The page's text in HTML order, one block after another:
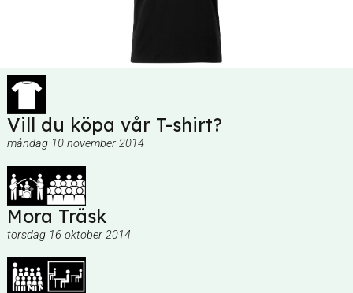
Vill du köpa vår T-shirt?
måndag 10 november 2014
Mora Träsk
torsdag 16 oktober 2014